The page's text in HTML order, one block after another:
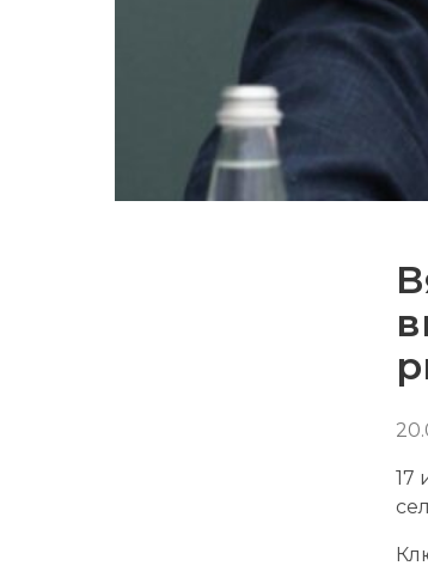
17